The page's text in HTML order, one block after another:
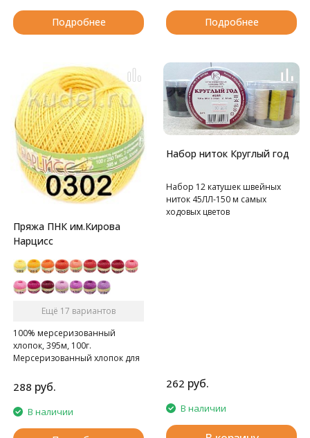
Подробнее Подробнее
Пряжа ПНК им.Кирова
Нарцисс
Ещё 17 вариантов
100% мерсеризованный
хлопок, 395м, 100г.
Мерсеризованный хлопок для
вязания.
288 руб.
В наличии
Набор ниток Круглый год
Набор 12 катушек швейных
ниток 45ЛЛ-150 м самых
ходовых цветов
262 руб.
В наличии